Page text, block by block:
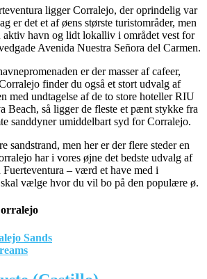
ligger Corralejo, der oprindelig var
er det et af øens største turistområder, men
aktiv havn og lidt lokalliv i området vest for
Avenida Nuestra Señora del Carmen.
er der masser af cafeer,
finder du også et stort udvalg af
med undtagelse af de to store hoteller RIU
Beach, så ligger de fleste et pænt stykke fra
sanddyner umiddelbart syd for Corralejo.
sandstrand, men her er der flere steder en
har i vores øjne det bedste udvalg af
Fuerteventura – værd et have med i
vælge hvor du vil bo på den populære ø.
Sands